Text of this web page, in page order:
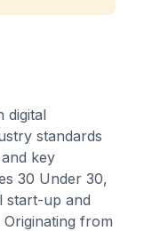
digital
standards
key
30 Under 30,
start-up and
from